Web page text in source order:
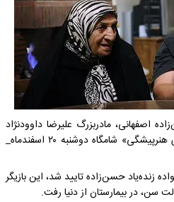
اصفهانی، مادربزرگ علیرضا داوودنژاد
کارگردان سینما و بازیگر فیلم‌ «کلاس هنرپیشگی» شامگاه دوشنبه ۲۰ اسفندماه_
زنده‌یاد حسن‌زاده تایید شد، این بازیگر